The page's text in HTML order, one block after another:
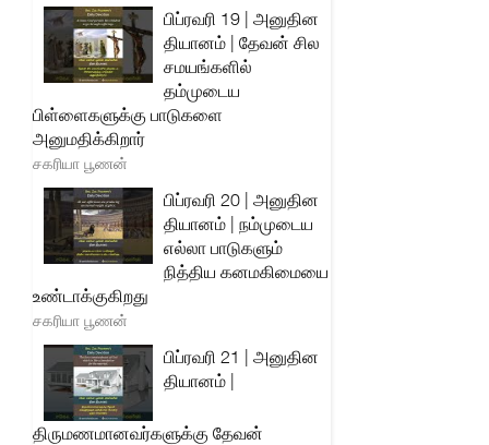
பிப்ரவரி 19 | அனுதின
தியானம் | தேவன் சில
சமயங்களில்
தம்முடைய
பிள்ளைகளுக்கு பாடுகளை
அனுமதிக்கிறார்
சகரியா பூணன்
பிப்ரவரி 20 | அனுதின
தியானம் | நம்முடைய
எல்லா பாடுகளும்
நித்திய கனமகிமையை
உண்டாக்குகிறது
சகரியா பூணன்
பிப்ரவரி 21 | அனுதின
தியானம் |
திருமணமானவர்களுக்கு தேவன்